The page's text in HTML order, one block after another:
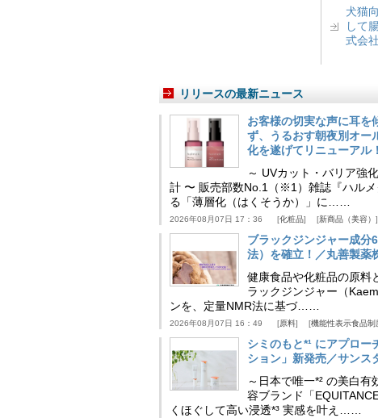
犬猫
して
式会
リリースの最新ニュース
お客様の切実な声に耳
ず、うるおす朝夜別オー
化を遂げてリニューアル
～ UVカット・バリア強
計 〜 販売部数No.1（※1）雑誌『ハル
る「薄層化（はくそうか）」に……
2026年08月07日 17：36 化粧品 新商品（美容）
ブラックジンジャー成分
法）を確立！／丸善製薬
健康食品や化粧品の原料
ラックジンジャー（
ンを、定量NMR法に基づ……
2026年08月07日 16：49 原料 機能性表示食品制
シミのもと*¹ にアプロ
ション」新発売／サンス
～日本で唯一*² の美白
容ブランド「
くほぐして高い浸透*³ 実感を叶え……